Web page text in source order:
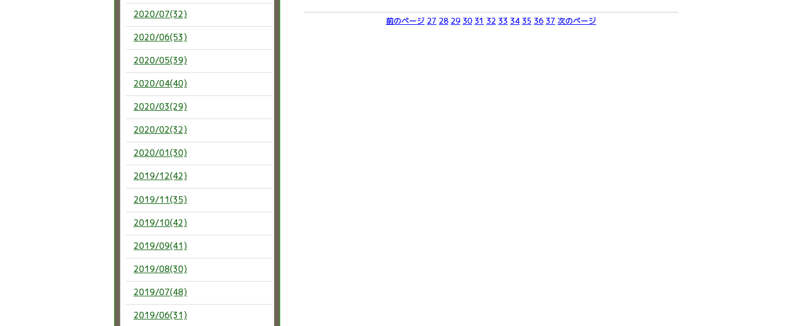
前のページ 27 28 29 30 31 32 33 34 35 36 37 次のページ
2020/07(32)
2020/06(53)
2020/05(39)
2020/04(40)
2020/03(29)
2020/02(32)
2020/01(30)
2019/12(42)
2019/11(35)
2019/10(42)
2019/09(41)
2019/08(30)
2019/07(48)
2019/06(31)